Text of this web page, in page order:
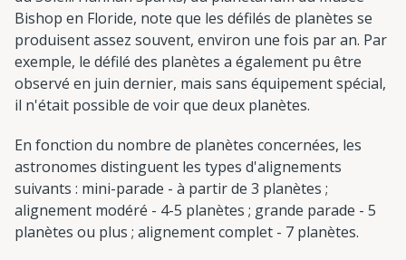
Bishop en Floride, note que les défilés de planètes se
produisent assez souvent, environ une fois par an. Par
exemple, le défilé des planètes a également pu être
observé en juin dernier, mais sans équipement spécial,
il n'était possible de voir que deux planètes.
En fonction du nombre de planètes concernées, les
astronomes distinguent les types d'alignements
suivants : mini-parade - à partir de 3 planètes ;
alignement modéré - 4-5 planètes ; grande parade - 5
planètes ou plus ; alignement complet - 7 planètes.